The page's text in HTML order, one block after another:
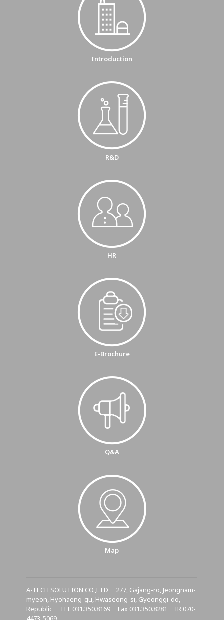
Introduction
R&D
HR
E-Brochure
Q&A
Map
A-TECH SOLUTION CO.,LTD 277, Gajang-ro, Jeongnam-
myeon, Hyohaeng-gu, Hwaseong-si, Gyeonggi-do,
Republic TEL 031.350.8169 Fax 031.350.8281 IR 070-